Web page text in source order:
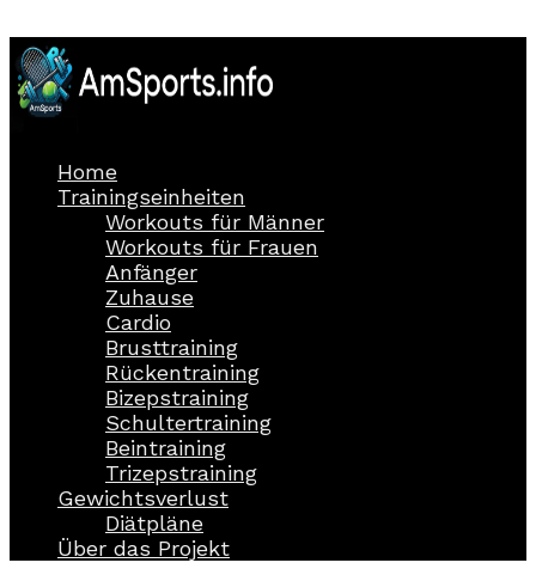
Home
Trainingseinheiten
Workouts für Männer
Workouts für Frauen
Anfänger
Zuhause
Cardio
Brusttraining
Rückentraining
Bizepstraining
Schultertraining
Beintraining
Trizepstraining
Gewichtsverlust
Diätpläne
Über das Projekt